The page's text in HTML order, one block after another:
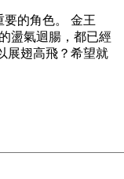
的角色。 金王
盪氣迴腸，都已經
展翅高飛？希望就